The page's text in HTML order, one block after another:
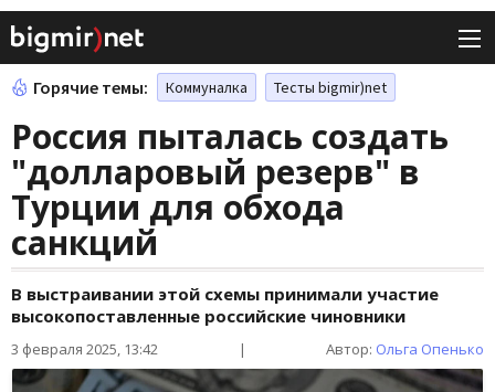
Горячие темы: Коммуналка Тесты bigmir)net
Россия пыталась создать
"долларовый резерв" в
Турции для обхода
санкций
В выстраивании этой схемы принимали участие
высокопоставленные российские чиновники
3 февраля 2025, 13:42 | Автор: Ольга Опенько